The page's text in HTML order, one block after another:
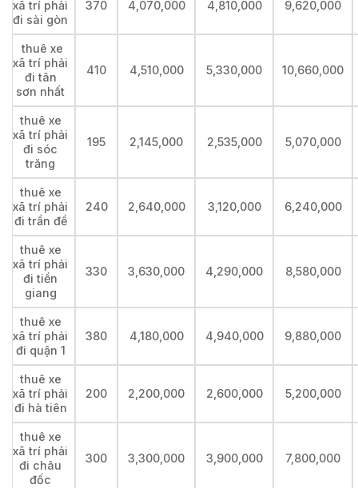
xã trí phải
đi sài gòn
370 4,070,000 4,810,000 9,620,000
thuê xe
xã trí phải
đi tân
sơn nhất
410 4,510,000 5,330,000 10,660,000
thuê xe
xã trí phải
đi sóc
trăng
195 2,145,000 2,535,000 5,070,000
thuê xe
xã trí phải
đi trần đề
240 2,640,000 3,120,000 6,240,000
thuê xe
xã trí phải
đi tiền
giang
330 3,630,000 4,290,000 8,580,000
thuê xe
xã trí phải
đi quận 1
380 4,180,000 4,940,000 9,880,000
thuê xe
xã trí phải
đi hà tiên
200 2,200,000 2,600,000 5,200,000
thuê xe
xã trí phải
đi châu
đốc
300 3,300,000 3,900,000 7,800,000